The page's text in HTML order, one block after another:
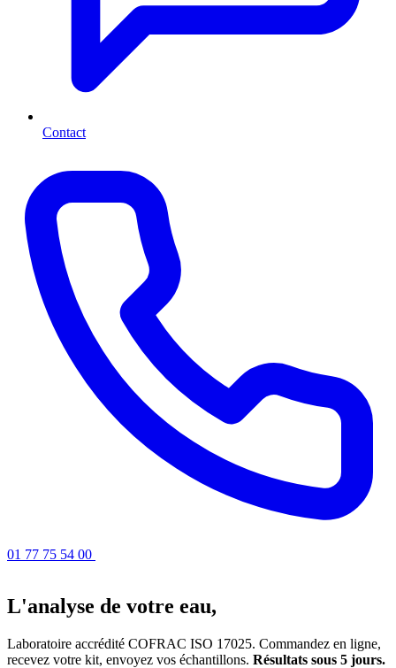
Contact
01 77 75 54 00
L'analyse de votre eau,
Laboratoire accrédité COFRAC ISO 17025. Commandez en ligne,
recevez votre kit, envoyez vos échantillons. Résultats sous 5 jours.